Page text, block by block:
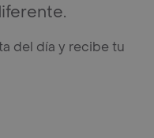
del día y recibe tu